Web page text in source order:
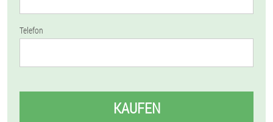
Telefon
KAUFEN